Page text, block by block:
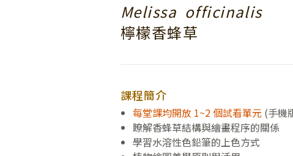
Melissa officinalis
檸檬香蜂草
課程簡介
每堂課均開放 1~2 個試看單元 (手機
瞭解香蜂草結構與繪畫程序的關係
學習水溶性色鉛筆的上色方式